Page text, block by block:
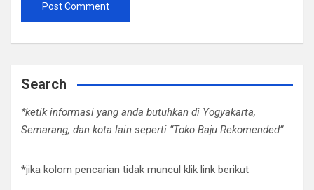
Search
*ketik informasi yang anda butuhkan di Yogyakarta,
Semarang, dan kota lain seperti “Toko Baju Rekomended”
*jika kolom pencarian tidak muncul klik link berikut